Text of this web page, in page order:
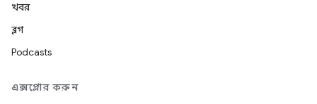
খবর
ব্লগ
Podcasts
এক্সপ্লোর করুন